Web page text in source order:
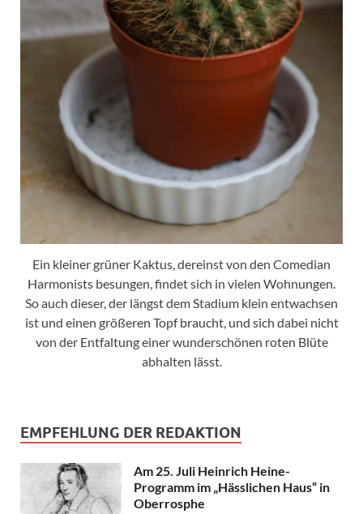
Ein kleiner grüner Kaktus, dereinst von den Comedian
Harmonists besungen, findet sich in vielen Wohnungen.
So auch dieser, der längst dem Stadium klein entwachsen
ist und einen größeren Topf braucht, und sich dabei nicht
von der Entfaltung einer wunderschönen roten Blüte
abhalten lässt.
EMPFEHLUNG DER REDAKTION
Am 25. Juli Heinrich Heine-
Programm im „Hässlichen Haus“ in
Oberrosphe